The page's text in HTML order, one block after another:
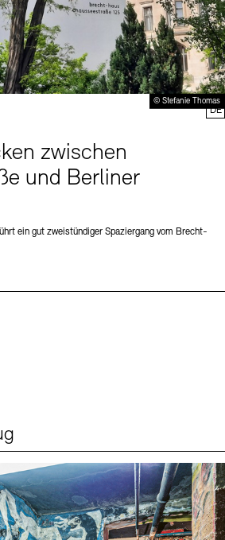
© Stefanie Thomas
zwischen
und Berliner
ein gut zweistündiger Spaziergang vom Brecht-
DE